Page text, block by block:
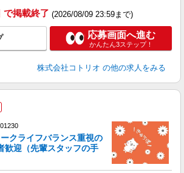
で掲載終了 (2026/08/09 23:59まで)
応募画面へ進む
かんたん3ステップ！
株式会社コトリオ の他の求人をみる
クライフバランス重視の
歓迎（先輩スタッフの手